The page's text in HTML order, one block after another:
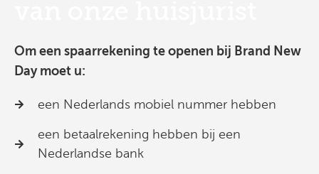
Om een spaarrekening te openen bij Brand New
Day moet u:
een Nederlands mobiel nummer hebben
een betaalrekening hebben bij een
Nederlandse bank